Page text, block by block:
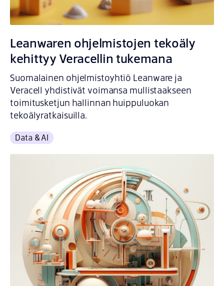
Leanwaren ohjelmistojen tekoäly
kehittyy Veracellin tukemana
Suomalainen ohjelmistoyhtiö Leanware ja
Veracell yhdistivät voimansa mullistaakseen
toimitusketjun hallinnan huippuluokan
tekoälyratkaisuilla.
Data & AI